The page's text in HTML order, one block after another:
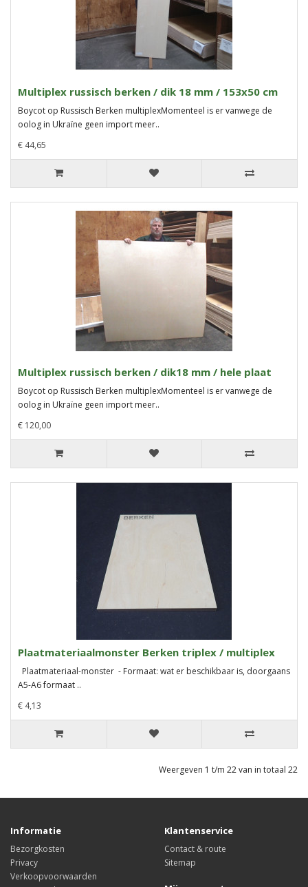
Multiplex russisch berken / dik 18 mm / 153x50 cm
Boycot op Russisch Berken multiplexMomenteel is er vanwege de
oolog in Ukraïne geen import meer..
€ 44,65
Multiplex russisch berken / dik18 mm / hele plaat
Boycot op Russisch Berken multiplexMomenteel is er vanwege de
oolog in Ukraïne geen import meer..
€ 120,00
Plaatmateriaalmonster Berken triplex / multiplex
Plaatmateriaal-monster - Formaat: wat er beschikbaar is, doorgaans
A5-A6 formaat ..
€ 4,13
Weergeven 1 t/m 22 van in totaal 22
Informatie
Bezorgkosten
Privacy
Verkoopvoorwaarden
Klantenservice
Contact & route
Sitemap